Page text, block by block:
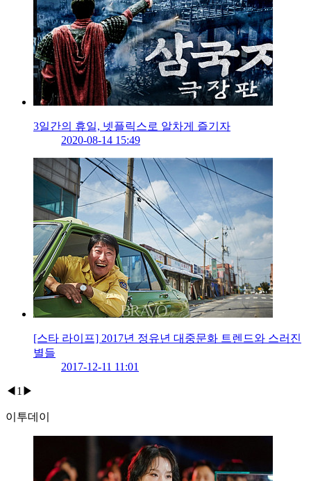
3일간의 휴일, 넷플릭스로 알차게 즐기자
2020-08-14 15:49
[스타 라이프] 2017년 정유년 대중문화 트렌드와 스러진
별들
2017-12-11 11:01
◀ 1 ▶
이투데이